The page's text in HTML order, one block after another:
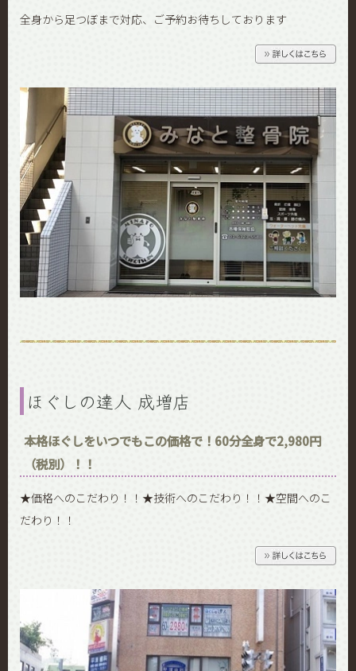
全身から足つぼまで対応、ご予約お待ちしております
ほぐしの達人 成増店
本格ほぐしをいつでもこの価格で！60分全身で2,980円
（税別）！！
★価格へのこだわり！！★技術へのこだわり！！★空間へのこ
だわり！！